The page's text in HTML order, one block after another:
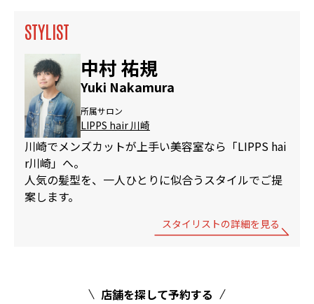
STYLIST
中村 祐規
Yuki Nakamura
所属サロン
LIPPS hair 川崎
川崎でメンズカットが上手い美容室なら「LIPPS hai
r川崎」へ。
人気の髪型を、一人ひとりに似合うスタイルでご提
案します。
スタイリストの詳細を見る
店舗を探して予約する